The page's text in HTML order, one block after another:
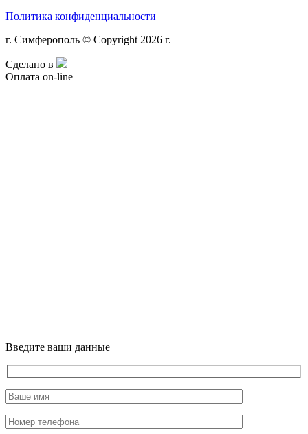
Политика конфиденциальности
г. Симферополь © Copyright 2026 г.
Сделано в
Оплата on-line
Введите ваши данные